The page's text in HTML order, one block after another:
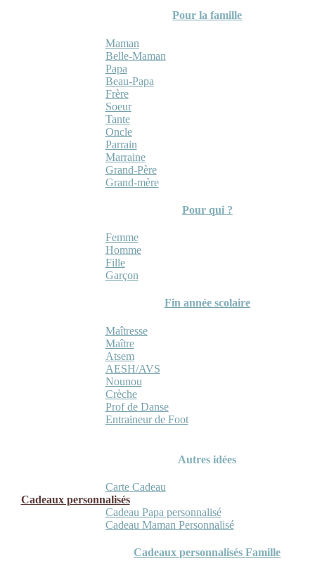
Pour la famille
Maman
Belle-Maman
Papa
Beau-Papa
Frère
Soeur
Tante
Oncle
Parrain
Marraine
Grand-Père
Grand-mère
Pour qui ?
Femme
Homme
Fille
Garçon
Fin année scolaire
Maîtresse
Maître
Atsem
AESH/AVS
Nounou
Crèche
Prof de Danse
Entraineur de Foot
Autres idées
Carte Cadeau
Cadeaux personnalisés
Cadeau Papa personnalisé
Cadeau Maman Personnalisé
Cadeaux personnalisés Famille